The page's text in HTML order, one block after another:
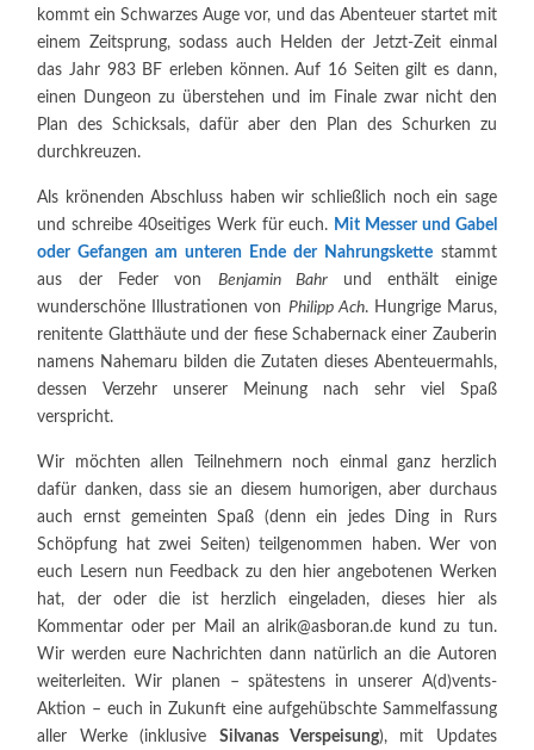
kommt ein Schwarzes Auge vor, und das Abenteuer startet mit
einem Zeitsprung, sodass auch Helden der Jetzt-Zeit einmal
das Jahr 983 BF erleben können. Auf 16 Seiten gilt es dann,
einen Dungeon zu überstehen und im Finale zwar nicht den
Plan des Schicksals, dafür aber den Plan des Schurken zu
durchkreuzen.
Als krönenden Abschluss haben wir schließlich noch ein sage
und schreibe 40seitiges Werk für euch. Mit Messer und Gabel
oder Gefangen am unteren Ende der Nahrungskettestammt
aus der Feder von Benjamin Bahrund enthält einige
wunderschöne Illustrationen von Philipp Ach. Hungrige Marus,
renitente Glatthäute und der fiese Schabernack einer Zauberin
namens Nahemaru bilden die Zutaten dieses Abenteuermahls,
dessen Verzehr unserer Meinung nach sehr viel Spaß
verspricht.
Wir möchten allen Teilnehmern noch einmal ganz herzlich
dafür danken, dass sie an diesem humorigen, aber durchaus
auch ernst gemeinten Spaß (denn ein jedes Ding in Rurs
Schöpfung hat zwei Seiten) teilgenommen haben. Wer von
euch Lesern nun Feedback zu den hier angebotenen Werken
hat, der oder die ist herzlich eingeladen, dieses hier als
Kommentar oder per Mail an alrik@asboran.de kund zu tun.
Wir werden eure Nachrichten dann natürlich an die Autoren
weiterleiten. Wir planen – spätestens in unserer A(d)vents-
Aktion – euch in Zukunft eine aufgehübschte Sammelfassung
aller Werke (inklusive Silvanas Verspeisung), mit Updates